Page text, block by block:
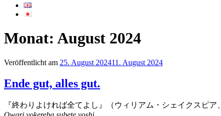
Monat: August 2024
Veröffentlicht am 25. August 202411. August 2024
Ende gut, alles gut.
『終わりよければ全てよし』（ウィリアム・シェイクスピア